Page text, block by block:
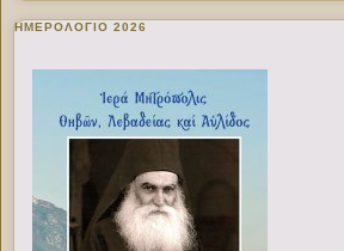
ΗΜΕΡΟΛΟΓΙΟ 2026